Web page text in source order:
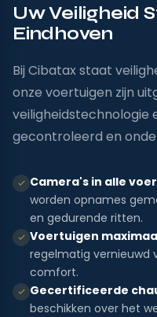
Uw Veiligheid
Eindhoven
Bij Cibatax staat
onze voertuigen zijn
veiligheidstechnologie
gecontroleerd en
Camera's in alle
worden opnames
en gedurende ritten.
Voertuigen
regelmatig vernieuwd
comfort.
Gecertificeerde
beschikken over het